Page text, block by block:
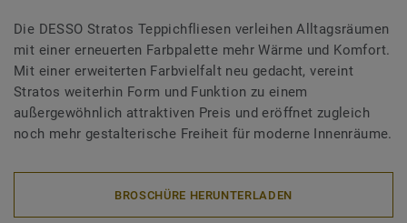
Die DESSO Stratos Teppichfliesen verleihen Alltagsräumen
mit einer erneuerten Farbpalette mehr Wärme und Komfort.
Mit einer erweiterten Farbvielfalt neu gedacht, vereint
Stratos weiterhin Form und Funktion zu einem
außergewöhnlich attraktiven Preis und eröffnet zugleich
noch mehr gestalterische Freiheit für moderne Innenräume.
BROSCHÜRE HERUNTERLADEN